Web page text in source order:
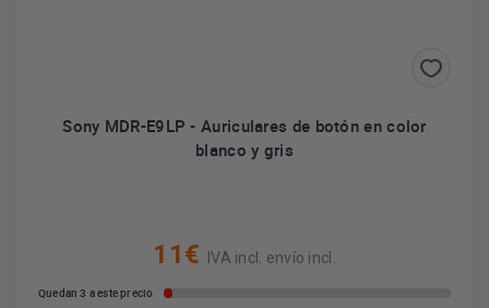
Sony MDR-E9LP - Auriculares de botón en color
blanco y gris
11€ IVA incl. envío incl.
Quedan 3 a este precio